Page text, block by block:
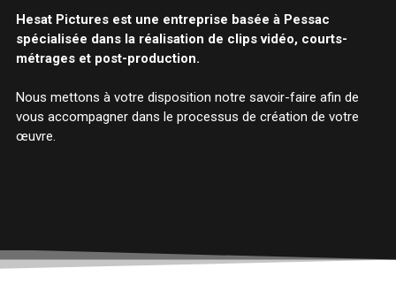
Hesat Pictures est une entreprise basée à Pessac
spécialisée dans la réalisation de clips vidéo, courts-
métrages et post-production.
Nous mettons à votre disposition notre savoir-faire afin de
vous accompagner dans le processus de création de votre
œuvre.